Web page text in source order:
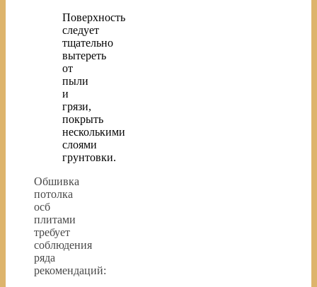
Поверхность
следует
тщательно
вытереть
от
пыли
и
грязи,
покрыть
несколькими
слоями
грунтовки.
Обшивка
потолка
осб
плитами
требует
соблюдения
ряда
рекомендаций: